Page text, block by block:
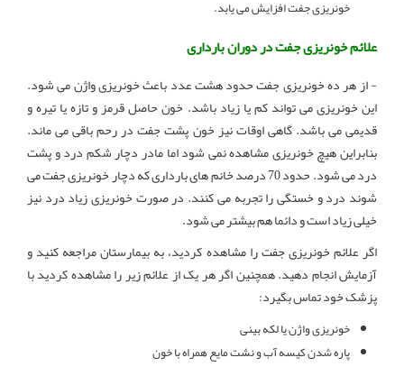
خونریزی جفت افزایش می یابد.
علائم خونریزی جفت در دوران بارداری
- از هر ده خونریزی جفت حدود هشت عدد باعث خونریزی واژن می شود.
این خونریزی می تواند کم یا زیاد باشد. خون حاصل قرمز و تازه یا تیره و
قدیمی می باشد. گاهی اوقات نیز خون پشت جفت در رحم باقی می ماند.
بنابراین هیچ خونریزی مشاهده نمی شود اما مادر دچار شکم درد و پشت
درد می شود. حدود 70 درصد خانم های بارداری که دچار خونریزی جفت می
شوند درد و خستگی را تجربه می کنند. در صورت خونریزی زیاد درد نیز
خیلی زیاد است و دائما هم بیشتر می شود.
اگر علائم خونریزی جفت را مشاهده کردید، به بیمارستان مراجعه کنید و
آزمایش انجام دهید. همچنین اگر هر یک از علائم زیر را مشاهده کردید با
پزشک خود تماس بگیرد:
خونریزی واژن یا لکه بینی
پاره شدن کیسه آب و نشت مایع همراه با خون